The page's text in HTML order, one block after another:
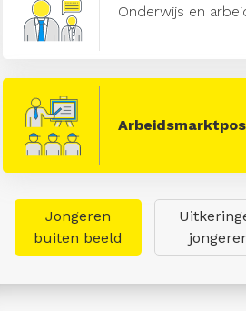
Onderwijs en
Jongeren
buiten beeld